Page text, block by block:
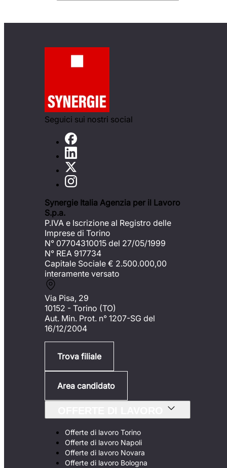
Seguici sui nostri social
Synergie Italia Agenzia per il Lavoro
S.p.a.
P.IVA e Iscrizione al Registro delle
Imprese di Torino
N° 07704310015 del 27/05/1999
N° REA 917734
Capitale Sociale € 2.500.000,00
interamente versato
Via Pisa, 29
10152 - Torino (TO)
Aut. Min. Prot. n° 1207-SG del
16/12/2004
Trova filiale
Area candidato
Offerte di lavoro Torino
Offerte di lavoro Napoli
Offerte di lavoro Novara
Offerte di lavoro Bologna